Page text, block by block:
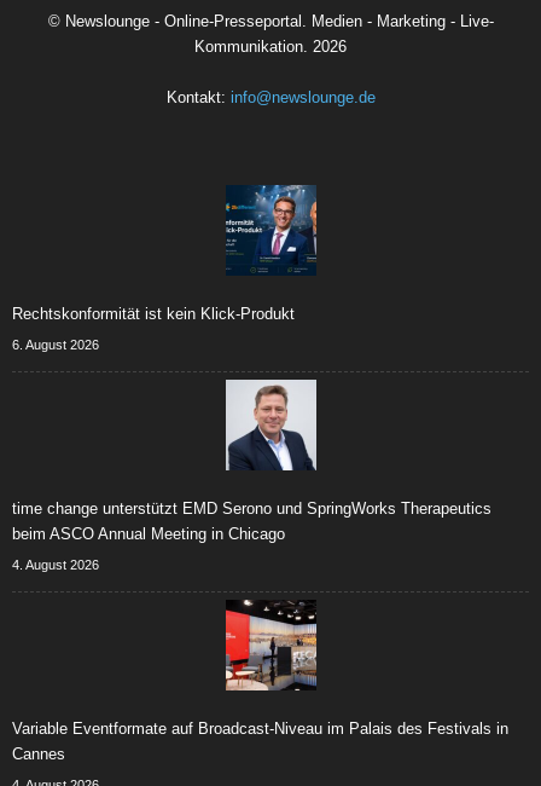
© Newslounge - Online-Presseportal. Medien - Marketing - Live-
Kommunikation. 2026
Kontakt: info@newslounge.de
Rechtskonformität ist kein Klick-Produkt
6. August 2026
time change unterstützt EMD Serono und SpringWorks Therapeutics
beim ASCO Annual Meeting in Chicago
4. August 2026
Variable Eventformate auf Broadcast-Niveau im Palais des Festivals in
Cannes